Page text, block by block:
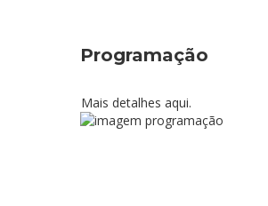
Programação
Mais detalhes aqui.